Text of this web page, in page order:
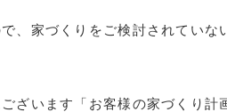
、家づくりをご検討されていな
ざいます「お客様の家づくり計